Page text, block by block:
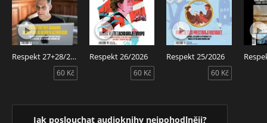
20. Minulý týden
Audio Respekt je pro předplatitele papírové verze zdarma.
Návod k aktivaci přístupu najdete zde
Respekt 3/2019 - Audiotéka ve spolupráci s českým
Respekt 27+28/2026
60 Kč
Respekt 26/2026
60 Kč
Respekt 25/2026
60 Kč
Jak poslouchat audioknihy nejpohodlněji?